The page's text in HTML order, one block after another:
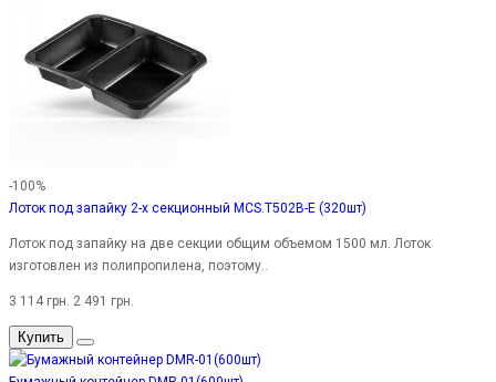
-100%
Лоток под запайку 2-х секционный MCS.T502B-E (320шт)
Лоток под запайку на две секции общим объемом 1500 мл. Лоток
изготовлен из полипропилена, поэтому..
3 114 грн. 2 491 грн.
Купить